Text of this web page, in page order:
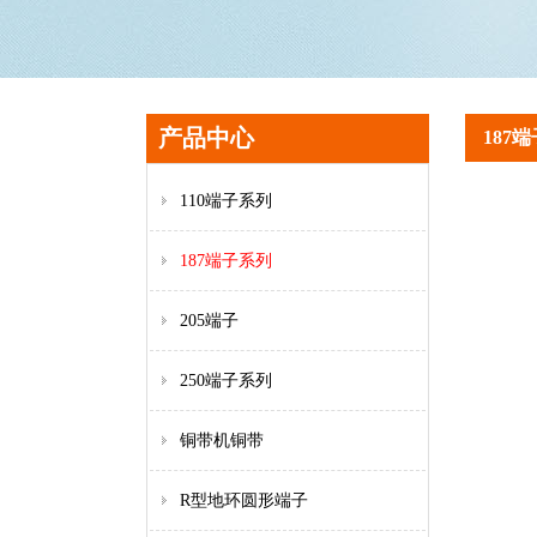
产品中心
110端子系列
187端子系列
205端子
250端子系列
铜带机铜带
R型地环圆形端子
187